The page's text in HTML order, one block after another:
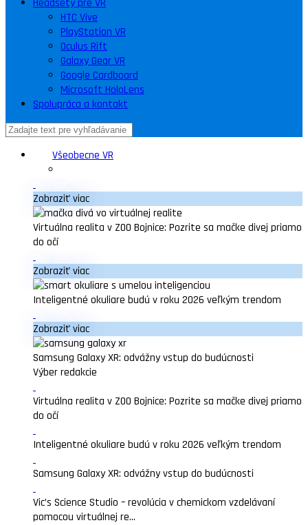
Headsety pre VR
HTC Vive
PlayStation VR
Oculus Rift
Galaxy Gear VR
Google Cardboard
Microsoft HoloLens
Spolupráca a kontakt
Všeobecne VR
Zobraziť viac
Virtuálna realita v ZOO Bojnice: Pozrite sa mačke divej priamo
do očí
Zobraziť viac
Inteligentné okuliare budú v roku 2026 veľkým trendom
Zobraziť viac
Samsung Galaxy XR: odvážny vstup do budúcnosti
Výber redakcie
Virtuálna realita v ZOO Bojnice: Pozrite sa mačke divej priamo
do očí
Inteligentné okuliare budú v roku 2026 veľkým trendom
Samsung Galaxy XR: odvážny vstup do budúcnosti
Vic’s Science Studio – revolúcia v chemickom vzdelávaní
pomocou virtuálnej re...